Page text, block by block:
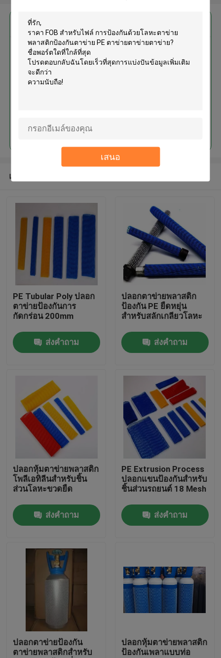
เสนอ
สินค้า
เกี่ยวกับเรา
ทัวร์โรงงาน
ติดต่อเรา
ขอใบเสนอราคา
ท่อพีวีซียืดหยุ่น
ท่อหดความร้อน
ท่ออ่อนลูกฟูก
การป้องกันด้วยโลหะตาข่าย
พลาสติกป้องกันตาข่าย PE ตาข่าย
แนะนำผลิตภัณฑ์
PE Tubular Poly ปลอก
ตาข่ายป้องกันการ
กัดกร่อน 200mm
ส่งคำถาม
ปลอกตาข่ายพลาสติก
ป้องกัน PE ยืดหยุ่น
สำหรับสลักเกลียวโลหะ
ส่งคำถาม
ปลอกหุ้มตาข่ายพลาสติก
โพลีเอทิลีนสำหรับชิ้น
ส่วนโลหะขวดยืด
ส่งคำถาม
PE Extrusion Process
ปลอกแขนป้องกันสำหรับ
ชิ้นส่วนรถยนต์ 18 Mesh
ส่งคำถาม
ปลอกตาข่ายป้องกัน
ตาข่ายพลาสติกสำหรับ
ปลอกหุ้มตาข่ายพลาสติก
ป้องกันเพลาแบบท่อ